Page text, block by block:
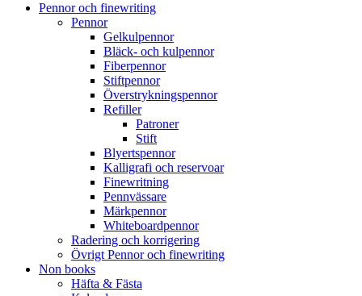
Pennor och finewriting
Pennor
Gelkulpennor
Bläck- och kulpennor
Fiberpennor
Stiftpennor
Överstrykningspennor
Refiller
Patroner
Stift
Blyertspennor
Kalligrafi och reservoar
Finewritning
Pennvässare
Märkpennor
Whiteboardpennor
Radering och korrigering
Övrigt Pennor och finewriting
Non books
Häfta & Fästa